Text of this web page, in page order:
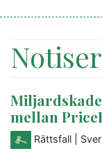
Notiser
mellan
Rättsfall |